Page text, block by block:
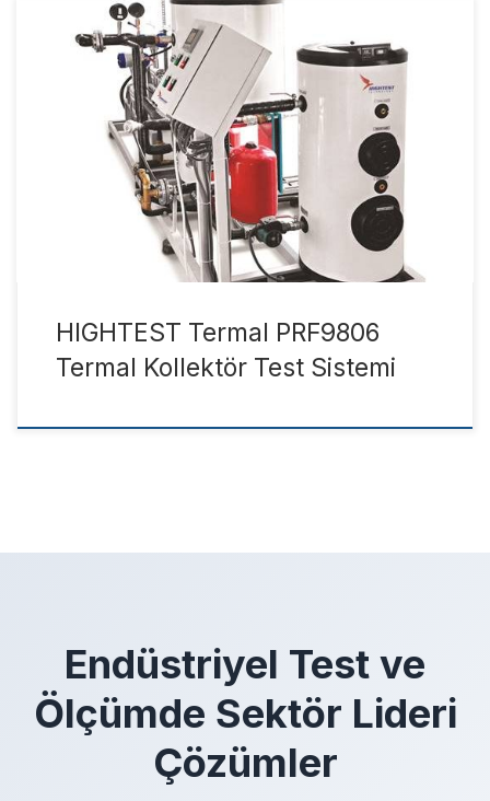
Katalog Datasheet Hightest Termal PRF9806 test sistemiyle
termal kollektörlerinizin dış saha performanslarını
uluslararası standartlara göre test edebilirsiniz. Güneş Takip
Sistemiyle dış sahada gün boyu termal kollektörlerinizin
testlerini yaparken, Otomatik Analiz Yazılımı sayesinde
uluslararası standartlara göre otomatik analiz yapar ve
Otomatik Test Raporu, Basınç Ölçümü Raporu ve IAM Test
Raporunu elde […]
HIGHTEST Termal PRF9806
Termal Kollektör Test Sistemi
Endüstriyel Test ve
Ölçümde Sektör Lideri
Çözümler